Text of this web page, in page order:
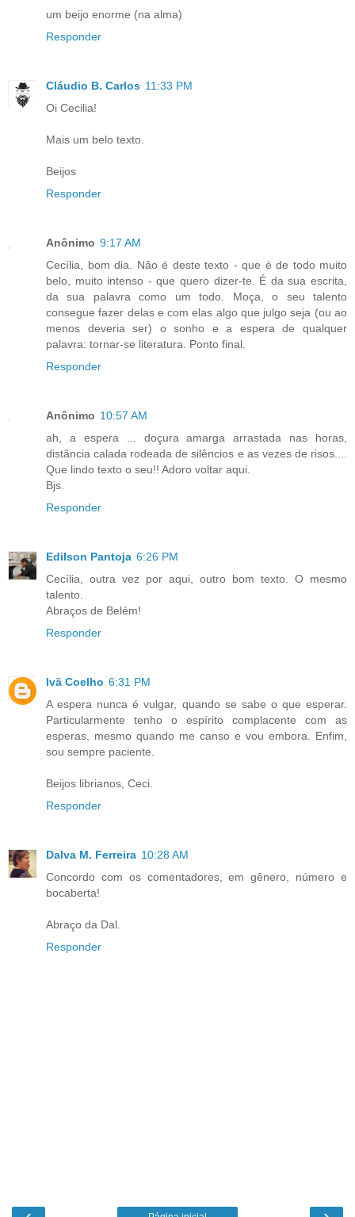
um beijo enorme (na alma)
Responder
Cláudio B. Carlos 11:33 PM
Oi Cecilia!
Mais um belo texto.
Beijos
Responder
Anônimo 9:17 AM
Cecília, bom dia. Não é deste texto - que é de todo muito
belo, muito intenso - que quero dizer-te. É da sua escrita,
da sua palavra como um todo. Moça, o seu talento
consegue fazer delas e com elas algo que julgo seja (ou ao
menos deveria ser) o sonho e a espera de qualquer
palavra: tornar-se literatura. Ponto final.
Responder
Anônimo 10:57 AM
ah, a espera ... doçura amarga arrastada nas horas,
distância calada rodeada de silêncios e as vezes de risos....
Que lindo texto o seu!! Adoro voltar aqui.
Bjs.
Responder
Edilson Pantoja 6:26 PM
Cecília, outra vez por aqui, outro bom texto. O mesmo
talento.
Abraços de Belém!
Responder
Ivã Coelho 6:31 PM
A espera nunca é vulgar, quando se sabe o que esperar.
Particularmente tenho o espírito complacente com as
esperas, mesmo quando me canso e vou embora. Enfim,
sou sempre paciente.
Beijos librianos, Ceci.
Responder
Dalva M. Ferreira 10:28 AM
Concordo com os comentadores, em gênero, número e
bocaberta!
Abraço da Dal.
Responder